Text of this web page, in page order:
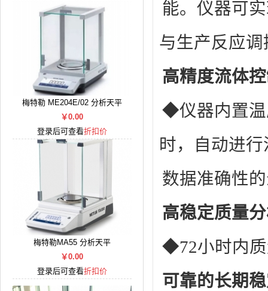
能。仪器可
与生产反应
高精度流体
◆仪器内置温
时，自动进
数据准确性
高稳定质量
◆72小时内质
可靠的长期
梅特勒 ME204E/02 分析天平
￥0.00
登录后可查看折扣价
梅特勒MA55 分析天平
￥0.00
登录后可查看折扣价